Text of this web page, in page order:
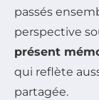
passés
perspective
présent
qui reflète
partagée.